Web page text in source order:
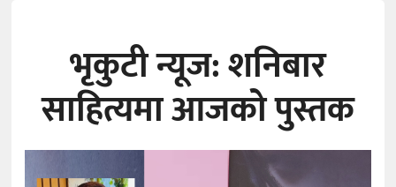
भृकुटी न्यूज: शनिबार
साहित्यमा आजको पुस्तक